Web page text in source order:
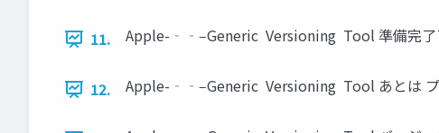
11. Apple-‐‑‒Generic Versioning Tool 準備完了
12. Apple-‐‑‒Generic Versioning Tool あとは プ